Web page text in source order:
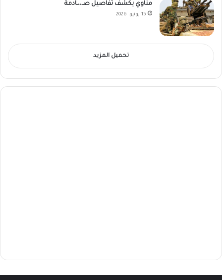
مناوي يكشف تفاصيل صـ،،ـادمة
15 يونيو، 2026
تحميل المزيد